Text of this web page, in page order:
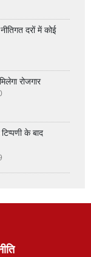
दरों में कोई
रोजगार
के बाद